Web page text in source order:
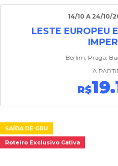
14/10 A 24/10/
LESTE EUROPEU
Berlim, Praga,
A
R$
SAÍDA DE GRU
Roteiro Exclusivo Cativa